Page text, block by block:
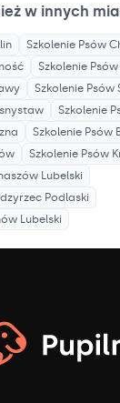
w innych
Szkolenie Psów
Szkolenie Psów
Szkolenie Psów
Szkolenie
Szkolenie Psów
Szkolenie Psów
Lubelski
Podlaski
Lubelski